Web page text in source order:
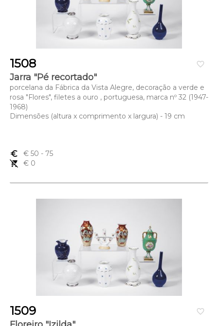
favorite_border
1508
Jarra "Pé recortado"
porcelana da Fábrica da Vista Alegre, decoração a verde e
rosa "Flores", filetes a ouro , portuguesa, marca nº 32 (1947-
1968)
Dimensões (altura x comprimento x largura) - 19 cm
euro_symbol € 50 - 75
remove_shopping_cart
€ 0
favorite_border
1509